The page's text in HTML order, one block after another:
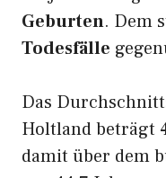
Geburten. Dem
Todesfälle
Das
Holtland beträgt
damit über dem